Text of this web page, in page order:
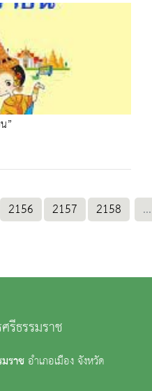
”
2156 2157 2158 ...
ธรรมราช
ราชอำเภอเมือง จังหวัด